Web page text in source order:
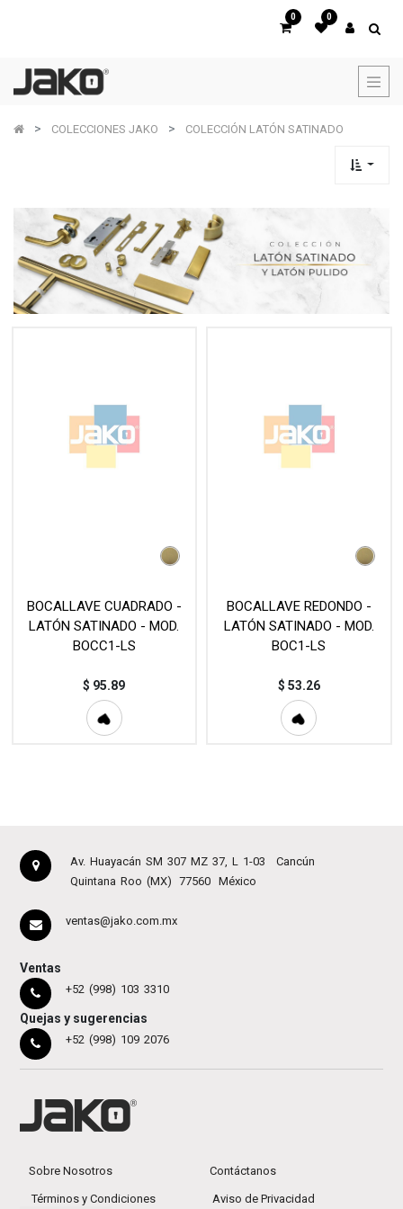
0 0
COLECCIONES JAKO COLECCIÓN LATÓN SATINADO
BOCALLAVE CUADRADO -
LATÓN SATINADO - MOD.
BOCC1-LS
$ 95.89
BOCALLAVE REDONDO -
LATÓN SATINADO - MOD.
BOC1-LS
$ 53.26
Av. Huayacán SM 307 MZ 37, L 1-03
Cancún
Quintana Roo (MX)
77560 México
ventas@jako.com.mx
Ventas
+52 (998) 103 3310
Quejas y sugerencias
+52 (998) 109 2076
Sobre Nosotros Contáctanos
Términos y Condiciones Aviso de Privacidad